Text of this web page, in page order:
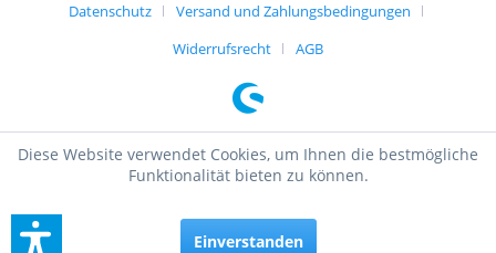
Datenschutz
Versand und Zahlungsbedingungen
Widerrufsrecht
AGB
Diese Website verwendet Cookies, um Ihnen die bestmögliche
Funktionalität bieten zu können.
Einverstanden